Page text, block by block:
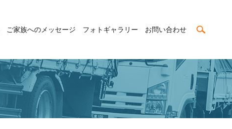
ご家族へのメッセージ フォトギャラリー お問い合わせ